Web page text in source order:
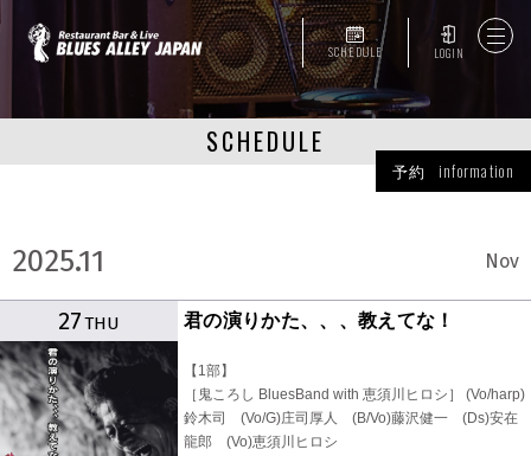
SCHEDULE LOGIN
SCHEDULE
予約 information
2025.11 Nov
27THU 君の演りかた、、、教えてな！
【1部】
［鬼ころし BluesBand with 恵須川ヒロシ］ (Vo/harp)
鈴木司 (Vo/G)庄司厚人 (B/Vo)藤沢健一 (Ds)安在
龍郎 (Vo)恵須川ヒロシ